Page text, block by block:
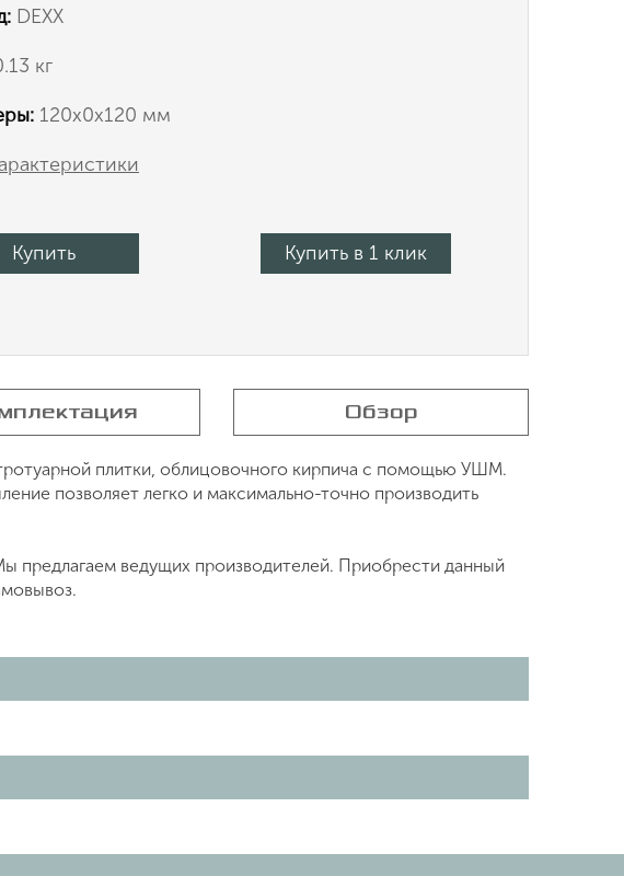
DEXX
кг
120х0х120 мм
Купить Купить в 1 клик
Обзор
плитки, облицовочного кирпича с помощью УШМ.
позволяет легко и максимально-точно производить
предлагаем ведущих производителей. Приобрести данный